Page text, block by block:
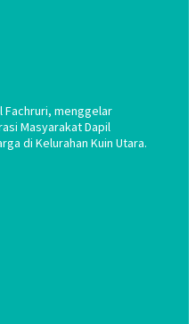
Fachruri, menggelar
Masyarakat Dapil
di Kelurahan Kuin Utara.